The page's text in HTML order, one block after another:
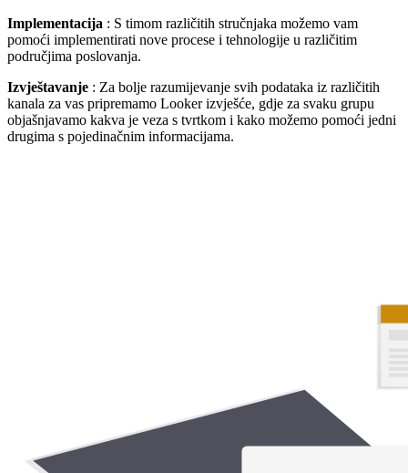
Implementacija : S timom različitih stručnjaka možemo vam
pomoći implementirati nove procese i tehnologije u različitim
područjima poslovanja.
Izvještavanje : Za bolje razumijevanje svih podataka iz različitih
kanala za vas pripremamo Looker izvješće, gdje za svaku grupu
objašnjavamo kakva je veza s tvrtkom i kako možemo pomoći jedni
drugima s pojedinačnim informacijama.